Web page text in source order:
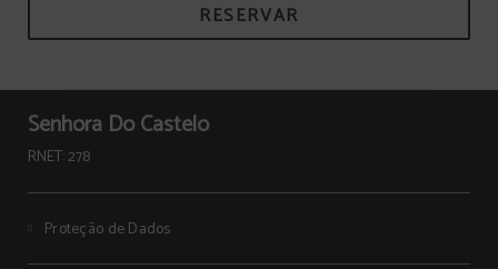
RESERVAR
Senhora Do Castelo
RNET: 278
Proteção de Dados